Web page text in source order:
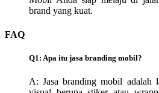
brand yang kuat.
FAQ
Q1: Apa itu jasa branding mobil?
A: Jasa branding mobil adalah